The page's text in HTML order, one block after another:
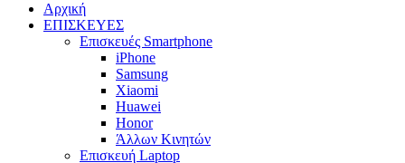
Αρχική
ΕΠΙΣΚΕΥΕΣ
Επισκευές Smartphone
iPhone
Samsung
Xiaomi
Huawei
Honor
Άλλων Κινητών
Επισκευή Laptop